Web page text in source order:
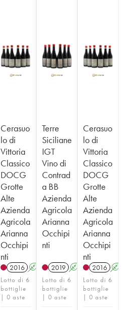
K
Cerasuo
lo di
Vittoria
Classico
DOCG
Grotte
Alte
Azienda
Agricola
Arianna
Occhipi
nti
2016 A K
Lotto di 6
bottiglie
| 0 aste
Terre
Siciliane
IGT
Vino di
Contrad
a BB
Azienda
Agricola
Arianna
Occhipi
nti
2019 A KT
Lotto di 6
bottiglie
| 0 aste
Cerasuo
lo di
Vittoria
Classico
DOCG
Grotte
Alte
Azienda
Agricola
Arianna
Occhipi
nti
2016 A
Lotto di 6
bottiglie
| 0 aste